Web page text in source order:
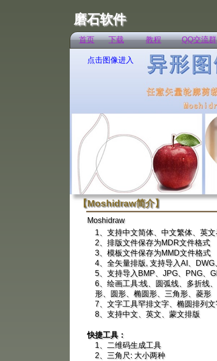
【Moshidraw简介】
磨石软件
Moshidraw
1、支持中文简体、中文繁体、英
2、排版文件保存为MDR文件格式
3、模板文件保存为MMD文件格式
4、全矢量排版, 支持导入AI、
5、支持导入BMP、JPG、PNG、
6、绘画工具:线、圆弧线、多折线
形、圆形、椭圆形、三角形、菱形
7、文字工具罕排文字、椭圆排列
8、支持中文、英文、蒙文排版
快捷工具：
1、二维码生成工具
2、三角尺: 大小两种
首页 下载 教程 QQ交流群
点击图像进入